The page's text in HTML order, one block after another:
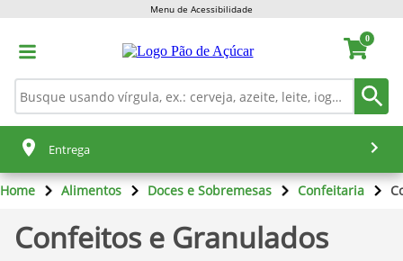
Menu de Acessibilidade
0
Entrega
Home Alimentos Doces e Sobremesas Confeitaria
Confeitos e Granulados